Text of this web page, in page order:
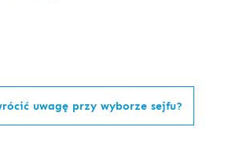
uwagę przy wyborze sejfu?